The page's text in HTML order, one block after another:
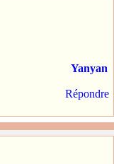
Yanyan
Répondre